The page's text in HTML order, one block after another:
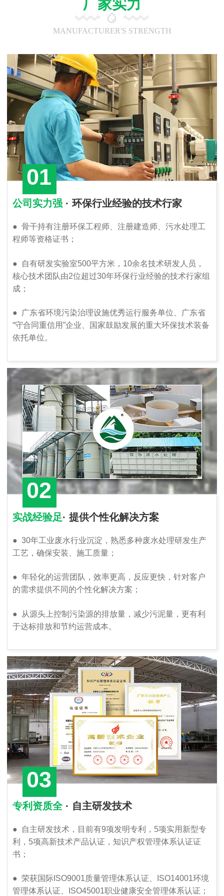
厂家实力
MANUFACTURER'S STRENGTH
01
公司实力强 · 环保行业经验的技术行家
● 骨干持有注册环保工程师、注册建造师、污水处理工
程师等资格证书；
●
自有研发实验室500平方米，10余名技术研发人员，
核心技术团队由2位超过30年环保行业经验的技术行家组
成；
●
广东省环境污染治理设施优秀运行服务单位、广东省
“守合同重信用”企业、国家鼓励发展的重大环保技术装备
依托单位。
02
实战经验足· 提供个性化解决方案
● 30年工业废水行业沉淀，熟悉多种废水处理研发生产
工艺，确保安装、施工质量；
● 年轻化的运营团队，效率更高，反应更快，针对客户
的需求提供不同的个性化解决方案；
●
从源头上控制污染源的排放量，减少污泥量，更有利
于达标排放和节约运营成本。
03
专利资质全 · 自主研发技术
●
自主研发技术，目前有9项发明专利，5项实用新型专
利，5项高新技术产品认证，知识产权管理体系认证证
书；
● 荣获国际ISO9001质量管理体系认证、ISO14001环境
管理体系认证、ISO45001职业健康安全管理体系认证；